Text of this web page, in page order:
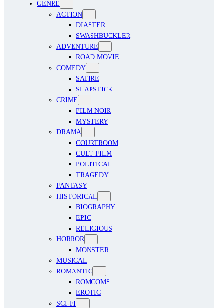
GENRE
ACTION
DIASTER
SWASHBUCKLER
ADVENTURE
ROAD MOVIE
COMEDY
SATIRE
SLAPSTICK
CRIME
FILM NOIR
MYSTERY
DRAMA
COURTROOM
CULT FILM
POLITICAL
TRAGEDY
FANTASY
HISTORICAL
BIOGRAPHY
EPIC
RELIGIOUS
HORROR
MONSTER
MUSICAL
ROMANTIC
ROMCOMS
EROTIC
SCI-FI